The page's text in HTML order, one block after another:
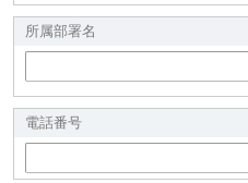
所属部署名
電話番号